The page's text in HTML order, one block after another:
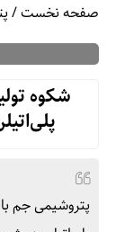
صفحه نخست/
شکوه